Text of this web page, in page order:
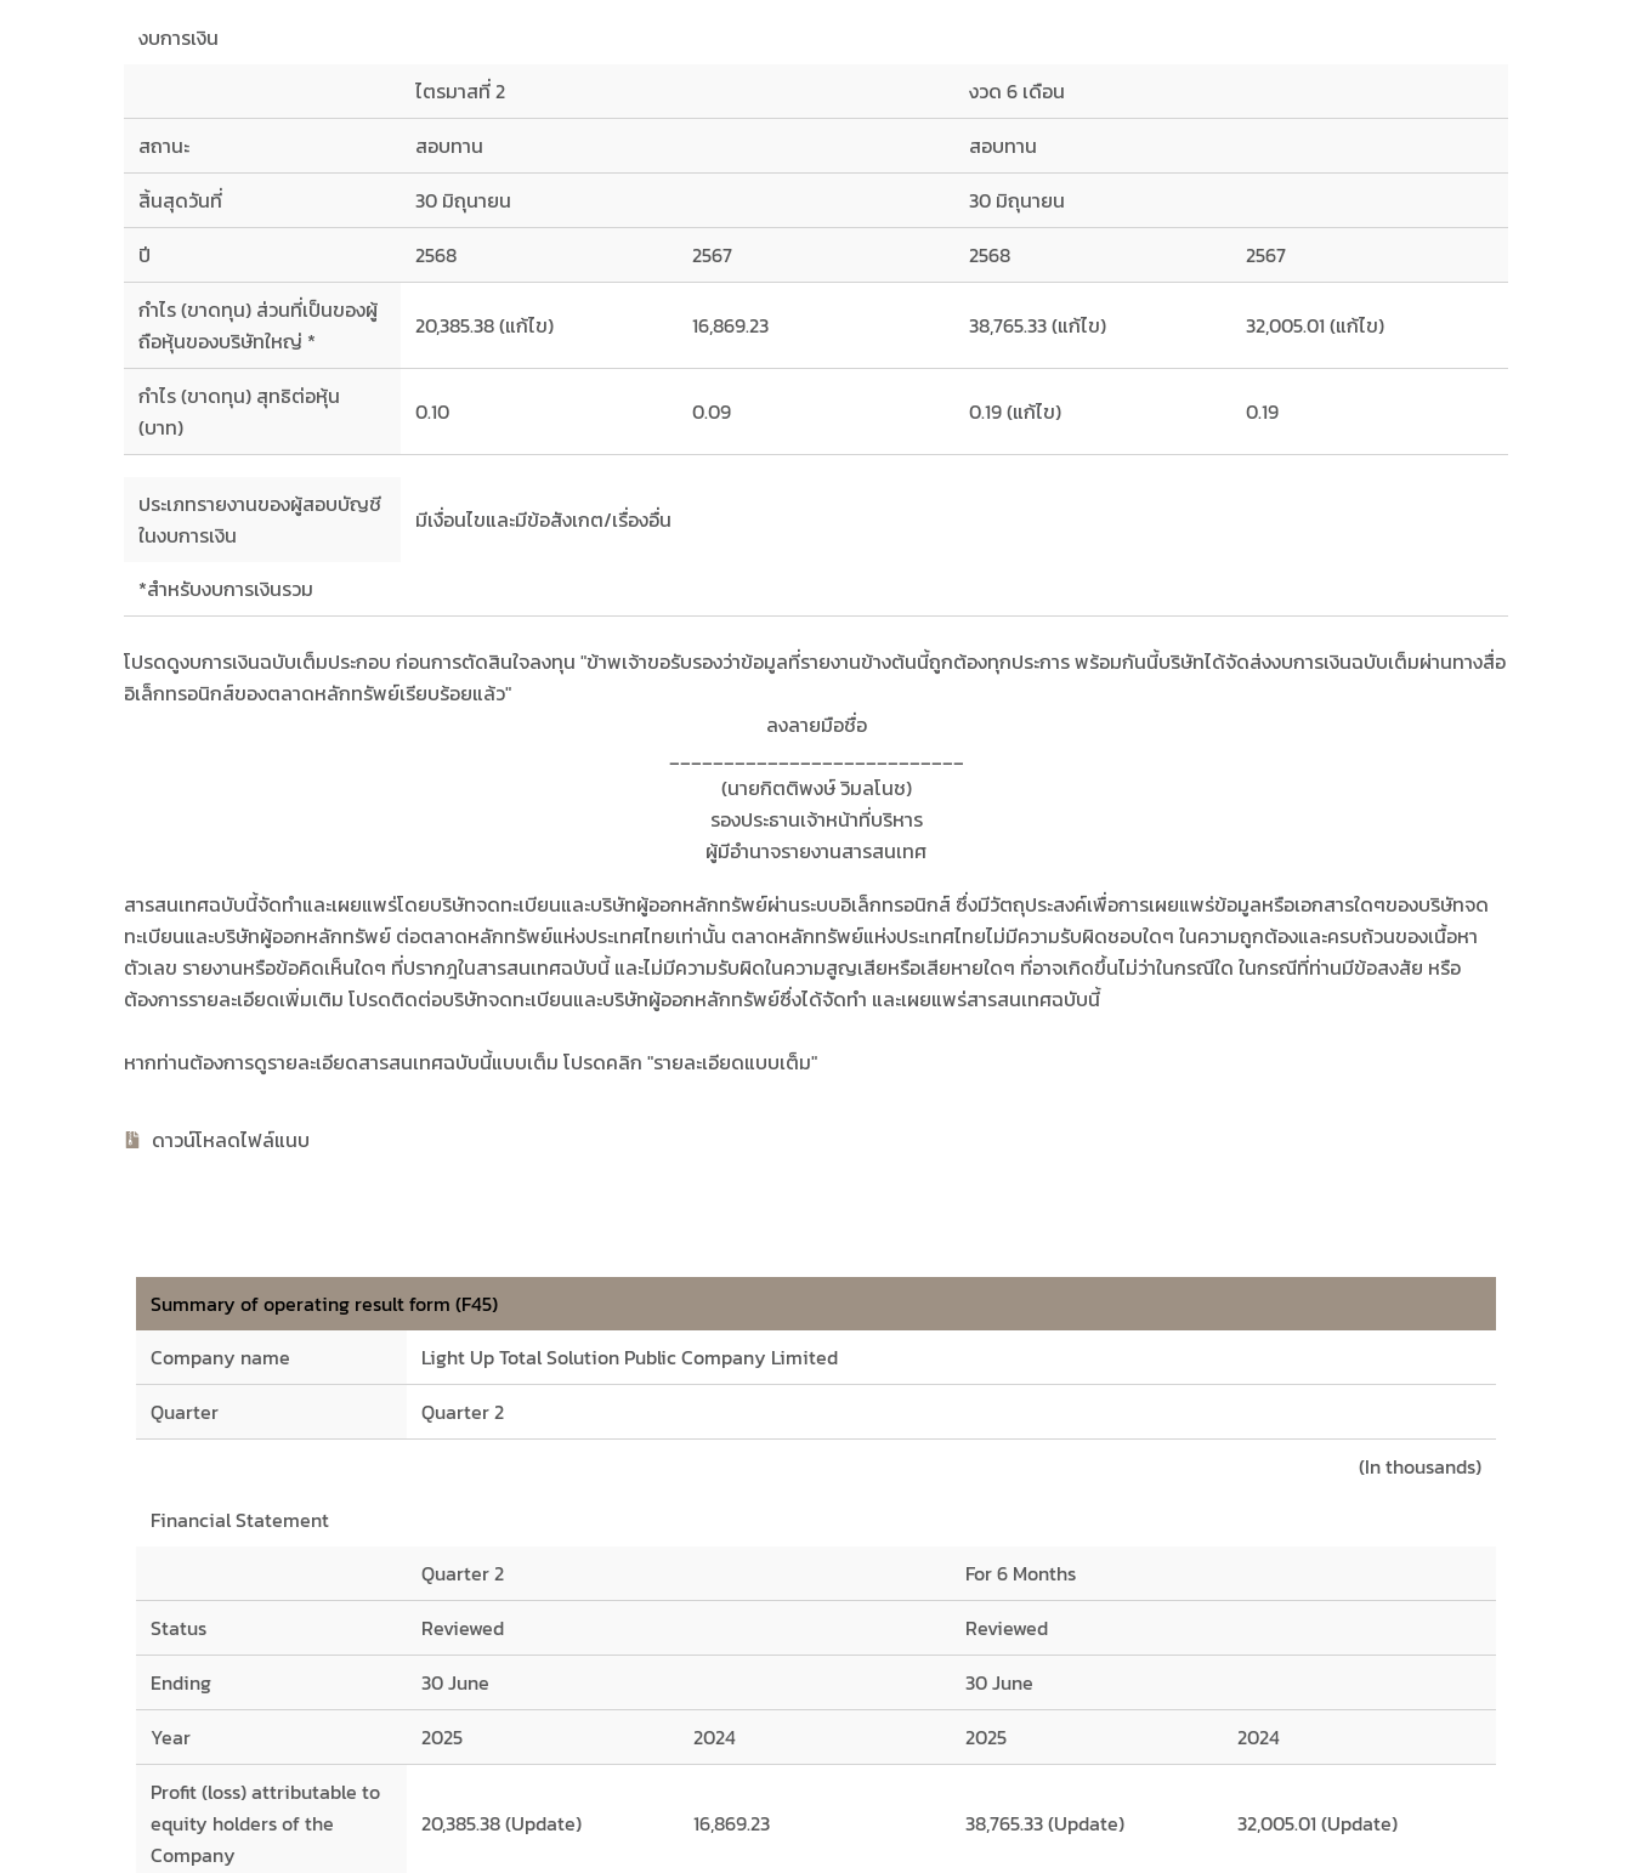
งบการเงิน
ไตรมาสที่ 2
งวด 6 เดือน
สถานะ
สอบทาน
สอบทาน
สิ้นสุดวันที่
30 มิถุนายน
30 มิถุนายน
ปี
2568 2567 2568
2567
กำไร (ขาดทุน) ส่วนที่เป็นของผู้
ถือหุ้นของบริษัทใหญ่ *
20,385.38 (แก้ไข) 16,869.23 38,765.33 (แก้ไข) 32,005.01 (แก้ไข)
กำไร (ขาดทุน) สุทธิต่อหุ้น
(บาท)
0.10 0.09 0.19 (แก้ไข) 0.19
ประเภทรายงานของผู้สอบบัญชี
ในงบการเงิน
มีเงื่อนไขและมีข้อสังเกต/เรื่องอื่น
*สำหรับงบการเงินรวม
โปรดดูงบการเงินฉบับเต็มประกอบ ก่อนการตัดสินใจลงทุน "ข้าพเจ้าขอรับรองว่าข้อมูลที่รายงานข้างต้นนี้ถูกต้องทุกประการ พร้อมกันนี้บริษัทได้จัดส่งงบการเงินฉบับเต็มผ่านทางสื่อ
อิเล็กทรอนิกส์ของตลาดหลักทรัพย์เรียบร้อยแล้ว"
ลงลายมือชื่อ
___________________________
(นายกิตติพงษ์ วิมลโนช)
รองประธานเจ้าหน้าที่บริหาร
ผู้มีอำนาจรายงานสารสนเทศ
สารสนเทศฉบับนี้จัดทำและเผยแพร่โดยบริษัทจดทะเบียนและบริษัทผู้ออกหลักทรัพย์ผ่านระบบอิเล็กทรอนิกส์ ซึ่งมีวัตถุประสงค์เพื่อการเผยแพร่ข้อมูลหรือเอกสารใดๆของบริษัทจด
ทะเบียนและบริษัทผู้ออกหลักทรัพย์ ต่อตลาดหลักทรัพย์แห่งประเทศไทยเท่านั้น ตลาดหลักทรัพย์แห่งประเทศไทยไม่มีความรับผิดชอบใดๆ ในความถูกต้องและครบถ้วนของเนื้อหา
ตัวเลข รายงานหรือข้อคิดเห็นใดๆ ที่ปรากฎในสารสนเทศฉบับนี้ และไม่มีความรับผิดในความสูญเสียหรือเสียหายใดๆ ที่อาจเกิดขึ้นไม่ว่าในกรณีใด ในกรณีที่ท่านมีข้อสงสัย หรือ
ต้องการรายละเอียดเพิ่มเติม โปรดติดต่อบริษัทจดทะเบียนและบริษัทผู้ออกหลักทรัพย์ซึ่งได้จัดทำ และเผยแพร่สารสนเทศฉบับนี้
หากท่านต้องการดูรายละเอียดสารสนเทศฉบับนี้แบบเต็ม โปรดคลิก "รายละเอียดแบบเต็ม"
ดาวน์โหลดไฟล์แนบ
Summary of operating result form (F45)
Company name
Light Up Total Solution Public Company Limited
Quarter
Quarter 2
(In thousands)
Financial Statement
Quarter 2
For 6 Months
Status
Reviewed
Reviewed
Ending
30 June
30 June
Year
2025 2024 2025
2024
Profit (loss) attributable to
equity holders of the
Company
20,385.38 (Update) 16,869.23 38,765.33 (Update) 32,005.01 (Update)